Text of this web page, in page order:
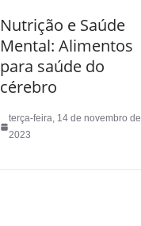
Nutrição e Saúde
Mental: Alimentos
para saúde do
cérebro
terça-feira, 14 de novembro de
2023